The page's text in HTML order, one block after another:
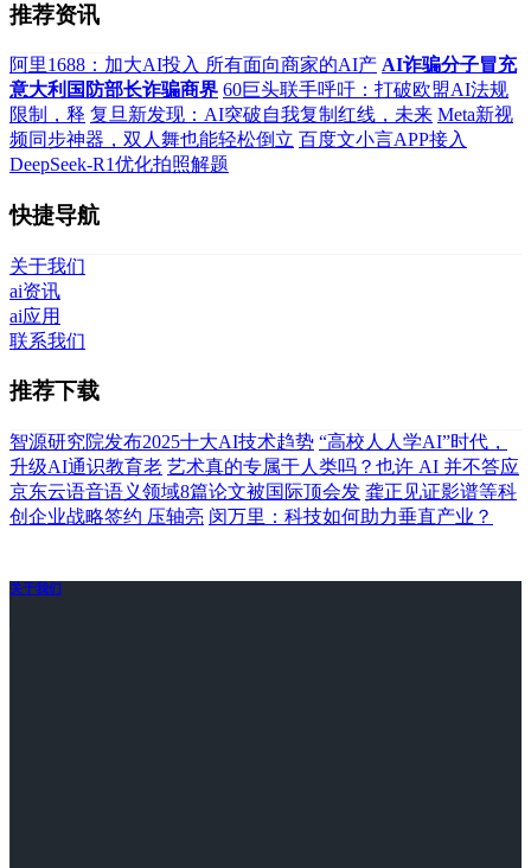
推荐资讯
阿里1688：加大AI投入 所有面向商家的AI产 AI诈骗分子冒充
意大利国防部长诈骗商界 60巨头联手呼吁：打破欧盟AI法规
限制，释 复旦新发现：AI突破自我复制红线，未来 Meta新视
频同步神器，双人舞也能轻松倒立 百度文小言APP接入
DeepSeek-R1优化拍照解题
快捷导航
关于我们
ai资讯
ai应用
联系我们
推荐下载
智源研究院发布2025十大AI技术趋势 “高校人人学AI”时代，
升级AI通识教育老 艺术真的专属于人类吗？也许 AI 并不答应
京东云语音语义领域8篇论文被国际顶会发 龚正见证影谱等科
创企业战略签约 压轴亮 闵万里：科技如何助力垂直产业？
关于我们